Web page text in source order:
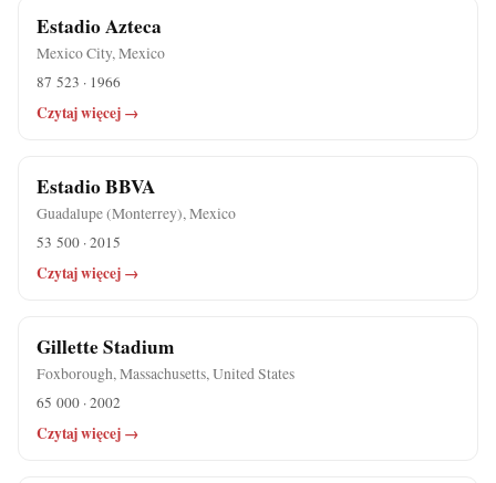
Estadio Azteca
Mexico City, Mexico
87 523 · 1966
Czytaj więcej →
Estadio BBVA
Guadalupe (Monterrey), Mexico
53 500 · 2015
Czytaj więcej →
Gillette Stadium
Foxborough, Massachusetts, United States
65 000 · 2002
Czytaj więcej →